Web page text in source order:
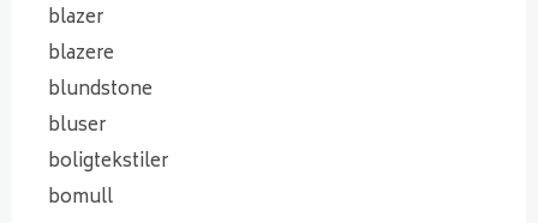
blazer
blazere
blundstone
bluser
boligtekstiler
bomull